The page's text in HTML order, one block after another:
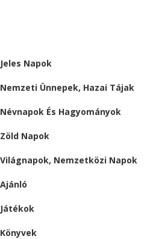
Jeles Napok
Nemzeti Ünnepek, Hazai Tájak
Névnapok És Hagyományok
Zöld Napok
Világnapok, Nemzetközi Napok
Ajánló
Játékok
Könyvek